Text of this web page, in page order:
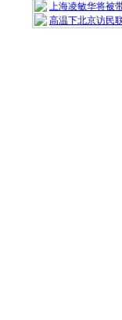
上海凌敏华将被
高温下北京访民